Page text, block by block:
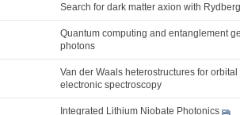
Search for dark matter axion with
Quantum computing and entanglement
photons
Van der Waals heterostructures for
electronic spectroscopy
Integrated Lithium Niobate Photonics